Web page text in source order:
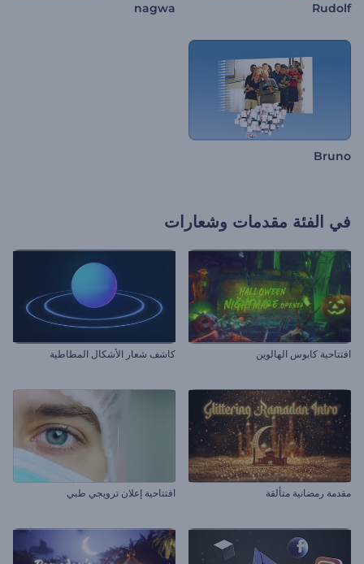
Rudolf
nagwa
Bruno
في الفئة مقدمات وشعارات
افتتاحية كابوس الهالوين كاشف شعار الأشكال المطاطية
مقدمة رمضانية متألقة افتتاحية إعلان ترويجي طبي